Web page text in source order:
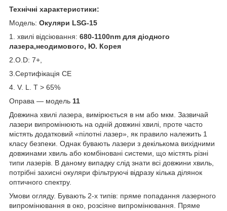
Технічні характеристики:
Модель: Окуляри LSG-15
1. хвилі відсіювання: 680-1100nm для діодного
лазера,неодимового, Ю. Корея
2.O.D: 7+,
3.Сертифікація CE
4. V. L. T > 65%
Оправа ― модель 11
Довжина хвилі лазера, вимірюється в нм або мкм. Зазвичай
лазери випромінюють на одній довжині хвилі, проте часто
містять додатковий «пілотні лазер», як правило належить 1
класу безпеки. Однак бувають лазери з декількома вихідними
довжинами хвиль або комбіновані системи, що містять різні
типи лазерів. В даному випадку слід знати всі довжини хвиль,
потрібні захисні окуляри фільтруючі відразу кілька ділянок
оптичного спектру.
Умови огляду. Бувають 2-х типів: пряме попадання лазерного
випромінювання в око, розсіяне випромінювання. Пряме